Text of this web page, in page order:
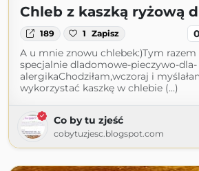
Chleb z kaszką ryżową
189 1 Zapisz 0
A u mnie znowu chlebek:)Tym
specjalnie dladomowe-pieczywo-dla-
alergikaChodziłam,wczoraj i
wykorzystać kaszkę w chlebie (...)
Co by tu zjeść
cobytuzjesc.blogspot.com